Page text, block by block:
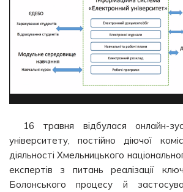
16 травня відбулася онлайн-
університету, постійно діючої
діяльності Хмельницького
експертів з питань реалізації
Болонського процесу й